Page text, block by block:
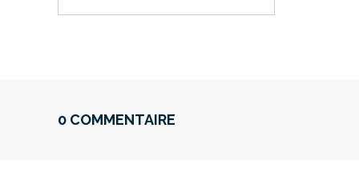
0 COMMENTAIRE